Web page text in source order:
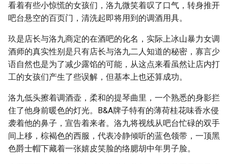
看着有些小惊慌的女孩们，洛九微笑着叹了口气，转身推开
吧台悬空的百页门，清洗起即将用到的调酒用具。
玖是店长与洛九商定的在酒吧的化名，实际上冰山暴力女调
酒师的真实性别是只有店长与洛九二人知道的秘密，寡言少
语自然也是为了减少露馅的可能，从这点来看虽然让店内打
工的女孩们产生了些误解，但基本上也还算成功。
洛九低头擦着调酒壶，柔和的提琴曲里，一个熟悉的身影拦
住了他身前暖色的灯光。B&A牌子特有的薄荷桂花味香水侵
袭着他的鼻子，宣告着来者。洛九将视线从吧台忙碌的双手
间上移，棕褐色的西服，代表冷静倾听的蓝色领带，一顶黑
色爵士帽下藏着一张嬉皮笑脸的络腮胡中年男子脸。